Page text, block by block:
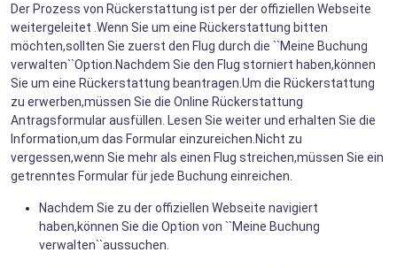
Der Prozess von Rückerstattung ist per der offiziellen Webseite
weitergeleitet .Wenn Sie um eine Rückerstattung bitten
möchten,sollten Sie zuerst den Flug durch die ``Meine Buchung
verwalten``Option.Nachdem Sie den Flug storniert haben,können
Sie um eine Rückerstattung beantragen.Um die Rückerstattung
zu erwerben,müssen Sie die Online Rückerstattung
Antragsformular ausfüllen. Lesen Sie weiter und erhalten Sie die
Information,um das Formular einzureichen.Nicht zu
vergessen,wenn Sie mehr als einen Flug streichen,müssen Sie ein
getrenntes Formular für jede Buchung einreichen.
Nachdem Sie zu der offiziellen Webseite navigiert
haben,können Sie die Option von ``Meine Buchung
verwalten``aussuchen.